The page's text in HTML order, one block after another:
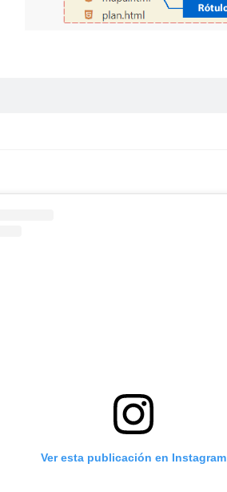
Ver esta publicación en Instagram